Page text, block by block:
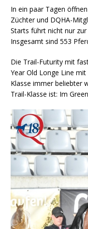
In ein paar Tagen
Züchter und DQHA-
Starts führt nicht nur
Insgesamt sind 553
Die Trail-Futurity mit
Year Old Longe Line
Klasse immer beliebter
Trail-Klasse ist: Im